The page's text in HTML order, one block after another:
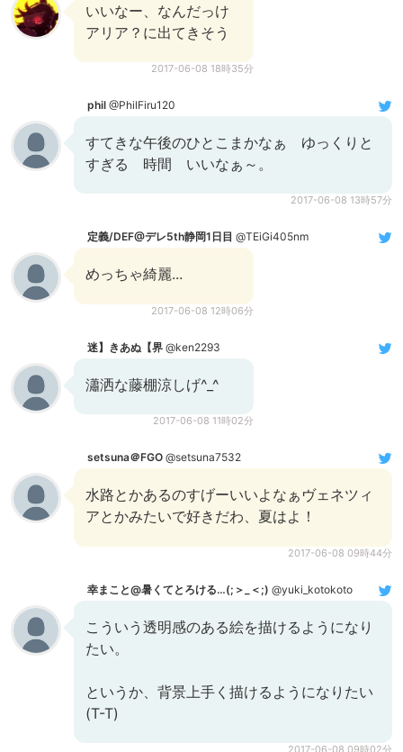
いいなー、なんだっけ
アリア？に出てきそう
2017-06-08 18時35分
phil @PhilFiru120
すてきな午後のひとこまかなぁ ゆっくりと
すぎる 時間 いいなぁ～。
2017-06-08 13時57分
定義/DEF@デレ5th静岡1日目 @TEiGi405nm
めっちゃ綺麗...
2017-06-08 12時06分
迷】きあぬ【界 @ken2293
瀟洒な藤棚涼しげ^_^
2017-06-08 11時02分
setsuna＠FGO @setsuna7532
水路とかあるのすげーいいよなぁヴェネツィ
アとかみたいで好きだわ、夏はよ！
2017-06-08 09時44分
幸まこと@暑くてとろける…(;＞_＜;) @yuki_kotokoto
こういう透明感のある絵を描けるようになり
たい。
というか、背景上手く描けるようになりたい
(T-T)
2017-06-08 09時02分